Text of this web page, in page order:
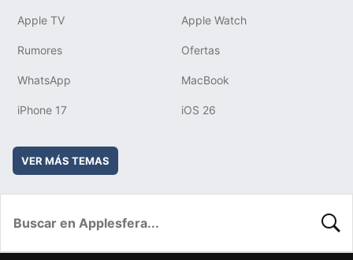
Apple TV Apple Watch
Rumores Ofertas
WhatsApp MacBook
iPhone 17 iOS 26
VER MÁS TEMAS